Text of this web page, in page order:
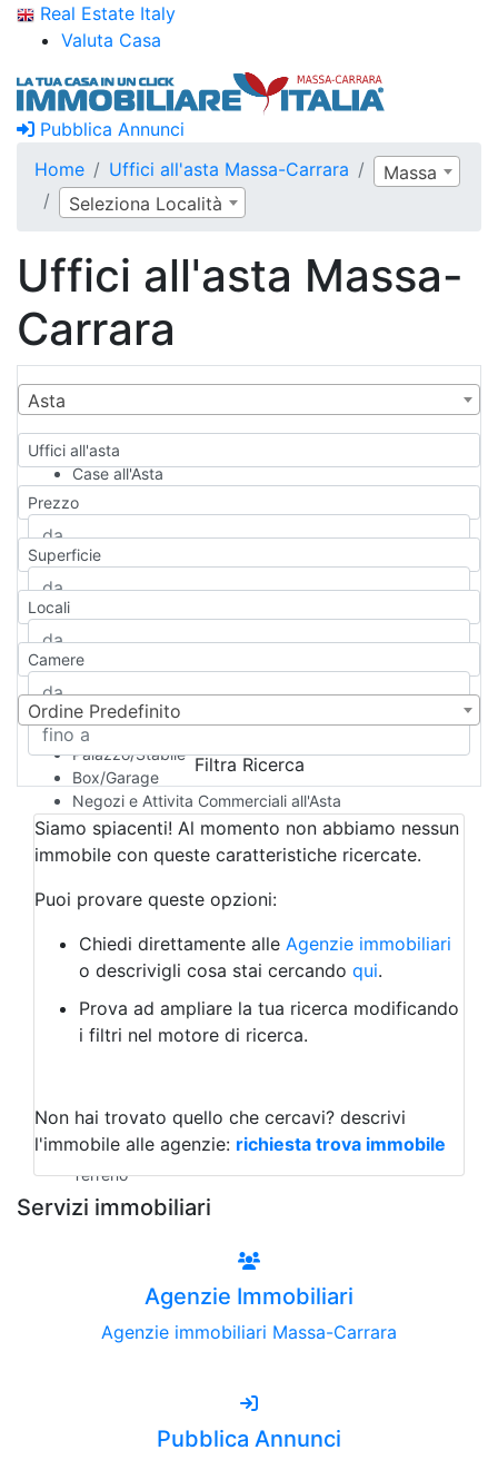
Real Estate Italy
Valuta Casa
Pubblica Annunci
Home
Uffici all'asta Massa-Carrara
Massa
Seleziona Località
Uffici all'asta Massa-
Carrara
Asta
Uffici all'asta
Case all'Asta
Qualsiasi
Appartamento
Casa indipendente
Casa Semi-indipendente
Attico/Mansarda
Rustico/Casale
Camera d'Albergo
Multiproprietà
Palazzo/Stabile
Box/Garage
Negozi e Attivita Commerciali all'Asta
Qualsiasi
Attività/Licenza Commerciale
Azienda Agricola
Bar/Ristorante
Albergo
Laboratorio Artigianale
Negozio/locale commerciale
Agriturismo
Magazzini
Qualsiasi
Terreno edificabile
Terreno
Prezzo
Superficie
Locali
Camere
Ordine Predefinito
Filtra Ricerca
Siamo spiacenti! Al momento non abbiamo nessun
immobile con queste caratteristiche ricercate.
Puoi provare queste opzioni:
Chiedi direttamente alle Agenzie immobiliari
o descrivigli cosa stai cercando qui.
Prova ad ampliare la tua ricerca modificando
i filtri nel motore di ricerca.
Non hai trovato quello che cercavi? descrivi
l'immobile alle agenzie: richiesta trova immobile
Servizi immobiliari
Agenzie Immobiliari
Agenzie immobiliari Massa-Carrara
Pubblica Annunci